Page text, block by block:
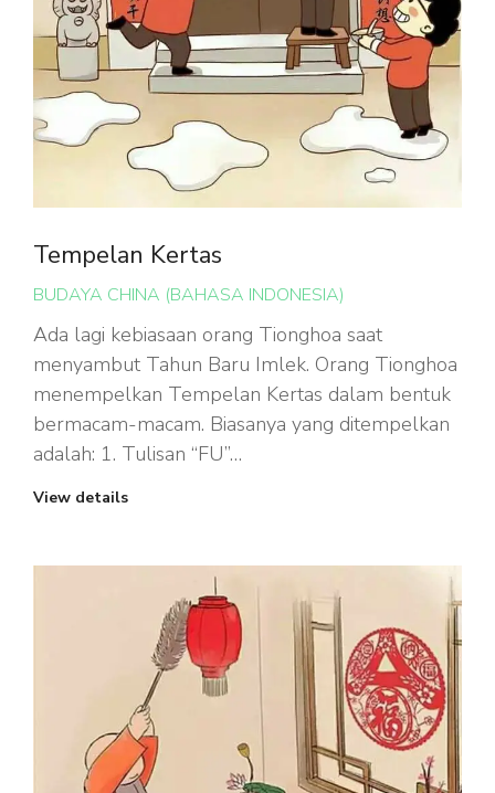
Tempelan Kertas
BUDAYA CHINA (BAHASA INDONESIA)
Ada lagi kebiasaan orang Tionghoa saat
menyambut Tahun Baru Imlek. Orang Tionghoa
menempelkan Tempelan Kertas dalam bentuk
bermacam-macam. Biasanya yang ditempelkan
adalah: 1. Tulisan “FU”…
View details